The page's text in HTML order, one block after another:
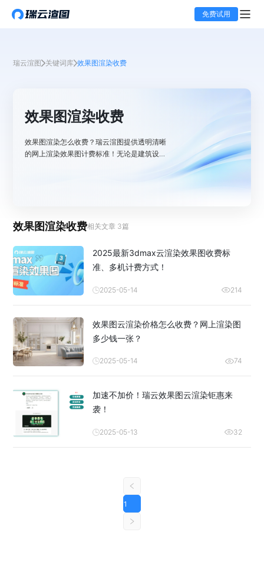
免费试用
瑞云渲图 关键词库 效果图渲染收费
效果图渲染收费
效果图渲染怎么收费？瑞云渲图提供透明清晰
的网上渲染效果图计费标准！无论是建筑设计
效果图渲染收费相关文章 3篇
2025最新3dmax云渲染效果图收费标
准、多机计费方式！
2025-05-14 214
效果图云渲染价格怎么收费？网上渲染图
多少钱一张？
2025-05-14 74
加速不加价！瑞云效果图云渲染钜惠来
袭！
2025-05-13 32
1